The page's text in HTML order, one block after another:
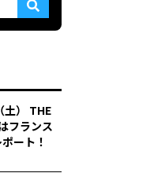
土） THE
フランス
ート！